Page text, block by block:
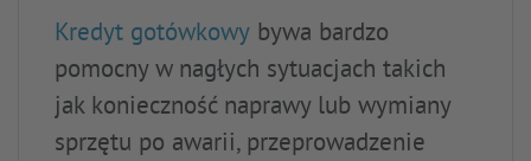
Kredyt gotówkowy bywa bardzo
pomocny w nagłych sytuacjach takich
jak konieczność naprawy lub wymiany
sprzętu po awarii, przeprowadzenie